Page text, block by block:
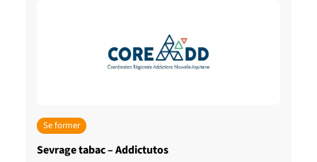
Se former
Sevrage tabac – Addictutos